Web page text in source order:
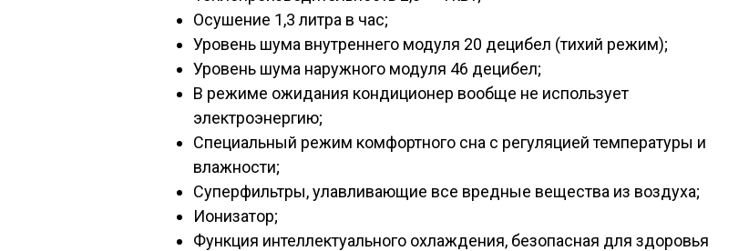
Осушение 1,3 литра в час;
Уровень шума внутреннего модуля 20 децибел (тихий режим);
Уровень шума наружного модуля 46 децибел;
В режиме ожидания кондиционер вообще не использует
электроэнергию;
Специальный режим комфортного сна с регуляцией температуры и
влажности;
Суперфильтры, улавливающие все вредные вещества из воздуха;
Ионизатор;
Функция интеллектуального охлаждения, безопасная для здоровья